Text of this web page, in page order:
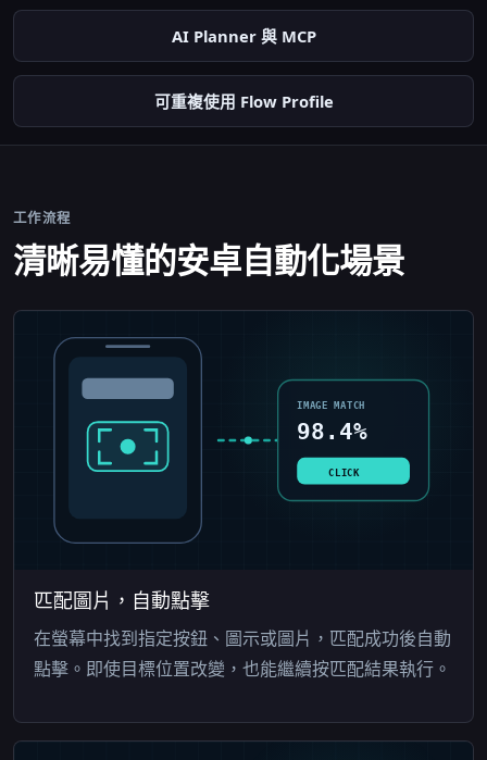
AI Planner 與 MCP
可重複使用 Flow Profile
工作流程
清晰易懂的安卓自動化場景
IMAGE MATCH
98.4%
CLICK
匹配圖片，自動點擊
在螢幕中找到指定按鈕、圖示或圖片，匹配成功後自動
點擊。即使目標位置改變，也能繼續按匹配結果執行。